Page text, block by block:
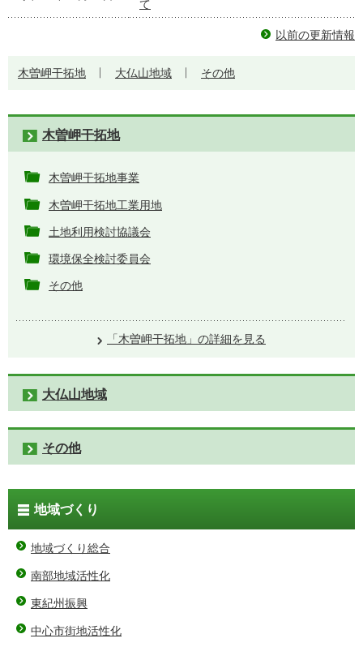
て
以前の更新情報
木曽岬干拓地 大仏山地域 その他
木曽岬干拓地
木曽岬干拓地事業
木曽岬干拓地工業用地
土地利用検討協議会
環境保全検討委員会
その他
「木曽岬干拓地」の詳細を見る
大仏山地域
その他
地域づくり
地域づくり総合
南部地域活性化
東紀州振興
中心市街地活性化